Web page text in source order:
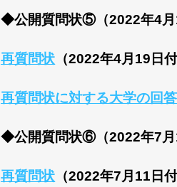
◆公開質問状⑤（2022年4月
再質問状 （2022年4月19日付
再質問状に対する大学の回
◆公開質問状⑥（2022年7月
再質問状 （2022年7月11日付